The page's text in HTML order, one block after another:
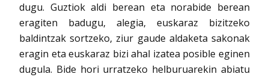
dugu. Guztiok aldi berean eta norabide berean
eragiten badugu, alegia, euskaraz bizitzeko
baldintzak sortzeko, ziur gaude aldaketa sakonak
eragin eta euskaraz bizi ahal izatea posible eginen
dugula. Bide hori urratzeko helburuarekin abiatu